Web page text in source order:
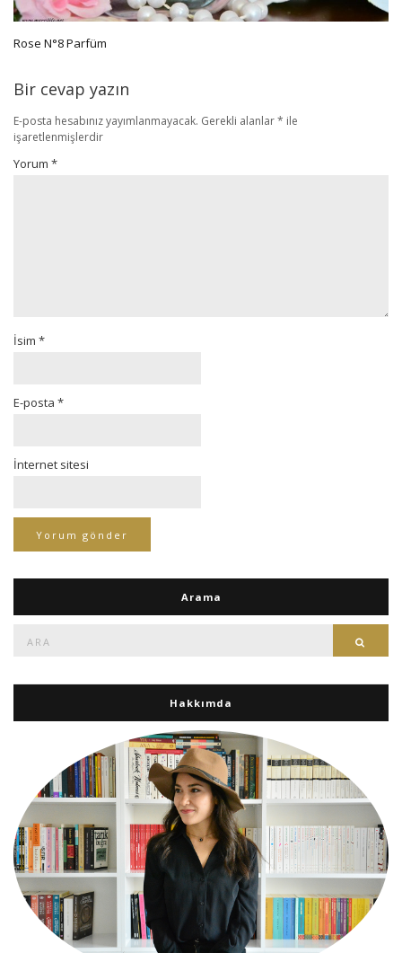
Rose N°8 Parfüm
Bir cevap yazın
E-posta hesabınız yayımlanmayacak. Gerekli alanlar* ile
işaretlenmişlerdir
Yorum *
İsim *
E-posta *
İnternet sitesi
Arama
Hakkımda